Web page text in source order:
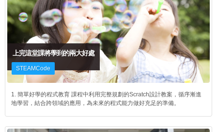
上完這堂課將學到的兩大好處
STEAMCode
1. 簡單好學的程式教育 課程中利用完整規劃的Scratch設計教案，循序漸進
地學習，結合跨領域的應用，為未來的程式能力做好充足的準備。